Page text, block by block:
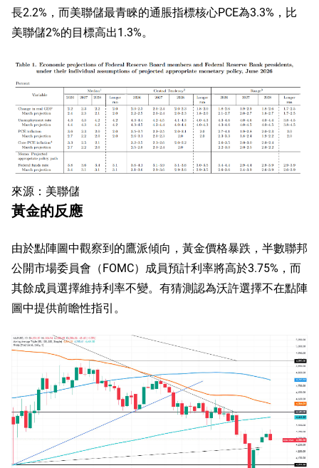
長2.2%，而美聯儲最青睞的通脹指標核心PCE為3.3%，比
美聯儲2%的目標高出1.3%。
來源：美聯儲
黃金的反應
由於點陣圖中觀察到的鷹派傾向，黃金價格暴跌，半數聯邦
公開市場委員會（FOMC）成員預計利率將高於3.75%，而
其餘成員選擇維持利率不變。有猜測認為沃許選擇不在點陣
圖中提供前瞻性指引。